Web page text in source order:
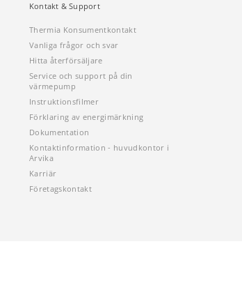
Kontakt & Support
Thermia Konsumentkontakt
Vanliga frågor och svar
Hitta återförsäljare
Service och support på din
värmepump
Instruktionsfilmer
Förklaring av energimärkning
Dokumentation
Kontaktinformation - huvudkontor i
Arvika
Karriär
Företagskontakt